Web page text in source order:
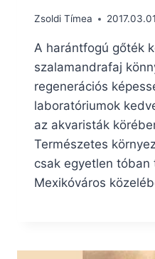
Zsoldi Tímea
A harántfogú gőték
szalamandrafaj
regenerációs
laboratóriumok
az akvaristák
Természetes
csak egyetlen tóban
Mexikóváros